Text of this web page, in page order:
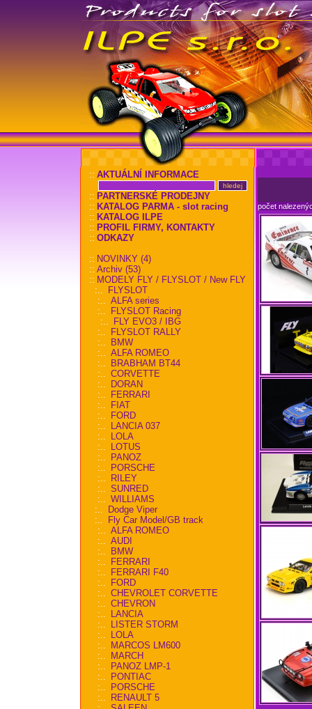
:: AKTUÁLNÍ INFORMACE
:: PARTNERSKÉ PRODEJNY
:: KATALOG PARMA - slot racing
:: KATALOG ILPE
:: PROFIL FIRMY, KONTAKTY
:: ODKAZY
:: NOVINKY (4)
:: Archiv (53)
:: MODELY FLY / FLYSLOT / New FLY
:..
FLYSLOT
:.. ALFA series
:..
FLYSLOT Racing
:..
FLY EVO3 / IBG
:..
FLYSLOT RALLY
:..
BMW
:.. ALFA ROMEO
:..
BRABHAM BT44
:.. CORVETTE
:..
DORAN
:..
FERRARI
:..
FIAT
:..
FORD
:..
LANCIA 037
:..
LOLA
:..
LOTUS
:..
PANOZ
:..
PORSCHE
:..
RILEY
:.. SUNRED
:.. WILLIAMS
:..
Dodge Viper
:..
Fly Car Model/GB track
:.. ALFA ROMEO
:.. AUDI
:..
BMW
:..
FERRARI
:..
FERRARI F40
:..
FORD
:.. CHEVROLET CORVETTE
:.. CHEVRON
:..
LANCIA
:..
LISTER STORM
:..
LOLA
:..
MARCOS LM600
:..
MARCH
:..
PANOZ LMP-1
:..
PONTIAC
:..
PORSCHE
:..
RENAULT 5
počet